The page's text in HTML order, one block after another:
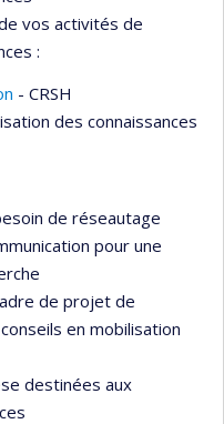
vos activités de
:
- CRSH
des connaissances
de réseautage
pour une
de projet de
en mobilisation
destinées aux